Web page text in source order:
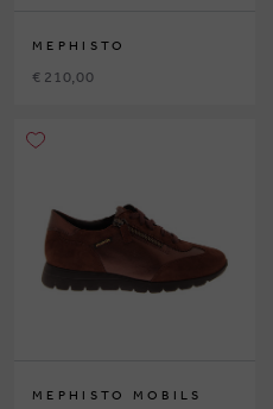
MEPHISTO
€ 210,00
MEPHISTO MOBILS